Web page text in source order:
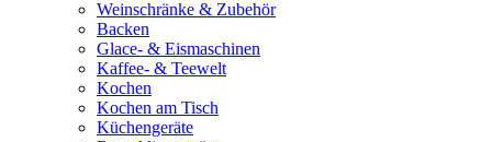
Weinschränke & Zubehör
Backen
Glace- & Eismaschinen
Kaffee- & Teewelt
Kochen
Kochen am Tisch
Küchengeräte